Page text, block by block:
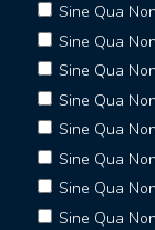
Sine Qua
Sine Qua
Sine Qua
Sine Qua
Sine Qua
Sine Qua
Sine Qua
Sine Qua